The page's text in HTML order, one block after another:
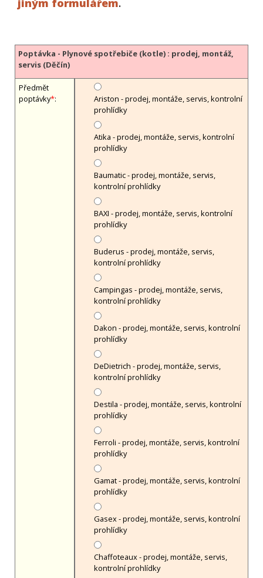
jiným formulářem.
Poptávka - Plynové spotřebiče (kotle) : prodej, montáž,
servis (Děčín)
Předmět
poptávky*:
Ariston - prodej, montáže, servis, kontrolní
prohlídky
Atika - prodej, montáže, servis, kontrolní
prohlídky
Baumatic - prodej, montáže, servis,
kontrolní prohlídky
BAXI - prodej, montáže, servis, kontrolní
prohlídky
Buderus - prodej, montáže, servis,
kontrolní prohlídky
Campingas - prodej, montáže, servis,
kontrolní prohlídky
Dakon - prodej, montáže, servis, kontrolní
prohlídky
DeDietrich - prodej, montáže, servis,
kontrolní prohlídky
Destila - prodej, montáže, servis, kontrolní
prohlídky
Ferroli - prodej, montáže, servis, kontrolní
prohlídky
Gamat - prodej, montáže, servis, kontrolní
prohlídky
Gasex - prodej, montáže, servis, kontrolní
prohlídky
Chaffoteaux - prodej, montáže, servis,
kontrolní prohlídky